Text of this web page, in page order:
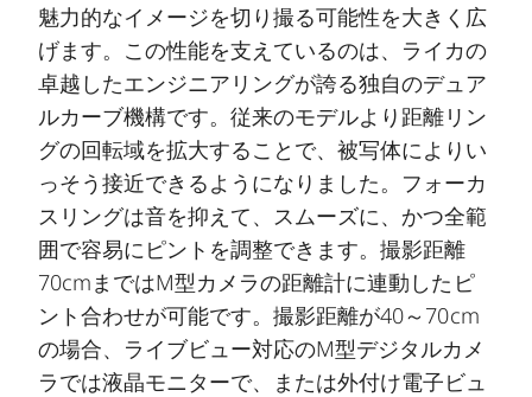
魅力的なイメージを切り撮る可能性を大きく広
げます。この性能を支えているのは、ライカの
卓越したエンジニアリングが誇る独自のデュア
ルカーブ機構です。従来のモデルより距離リン
グの回転域を拡大することで、被写体によりい
っそう接近できるようになりました。フォーカ
スリングは音を抑えて、スムーズに、かつ全範
囲で容易にピントを調整できます。撮影距離
70cmまではM型カメラの距離計に連動したピ
ント合わせが可能です。撮影距離が40～70cm
の場合、ライブビュー対応のM型デジタルカメ
ラでは液晶モニターで、または外付け電子ビュ